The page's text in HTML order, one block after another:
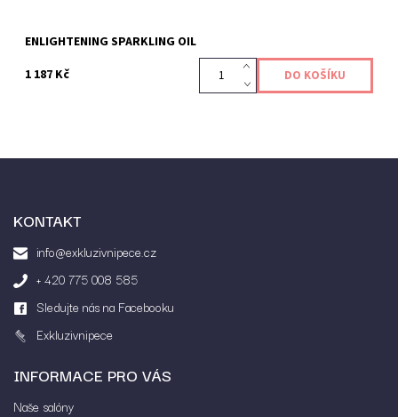
ENLIGHTENING SPARKLING OIL
1 187 Kč
KONTAKT
info@exkluzivnipece.cz
+ 420 775 008 585
Sledujte nás na Facebooku
Exkluzivnipece
INFORMACE PRO VÁS
Naše salóny